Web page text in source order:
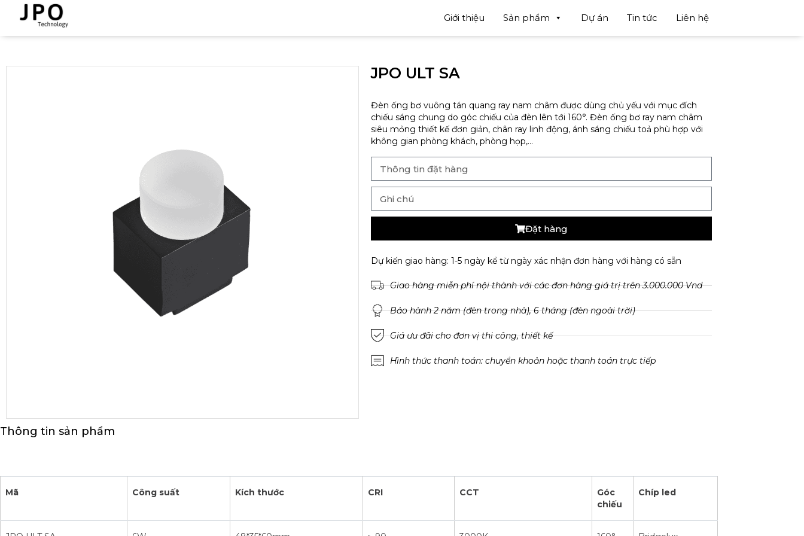
Giới thiệu Sản phẩm Dự án Tin tức Liên hệ
JPO ULT SA
Đèn ống bơ vuông tán quang ray nam châm được dùng chủ yếu với mục đích
chiếu sáng chung do góc chiếu của đèn lên tới 160°. Đèn ống bơ ray nam châm
siêu mỏng thiết kế đơn giản, chân ray linh động, ánh sáng chiếu toả phù hợp với
không gian phòng khách, phòng họp,…
Đặt hàng
Dự kiến giao hàng: 1-5 ngày kể từ ngày xác nhận đơn hàng với hàng có sẵn
Giao hàng miễn phí nội thành với các đơn hàng giá trị trên 3.000.000 Vnd
Bảo hành 2 năm (đèn trong nhà), 6 tháng (đèn ngoài trời)
Giá ưu đãi cho đơn vị thi công, thiết kế
Hình thức thanh toán: chuyển khoản hoặc thanh toán trực tiếp
Thông tin sản phẩm
Mã Công suất Kích thước CRI CCT
Góc
chiếu
Chíp led